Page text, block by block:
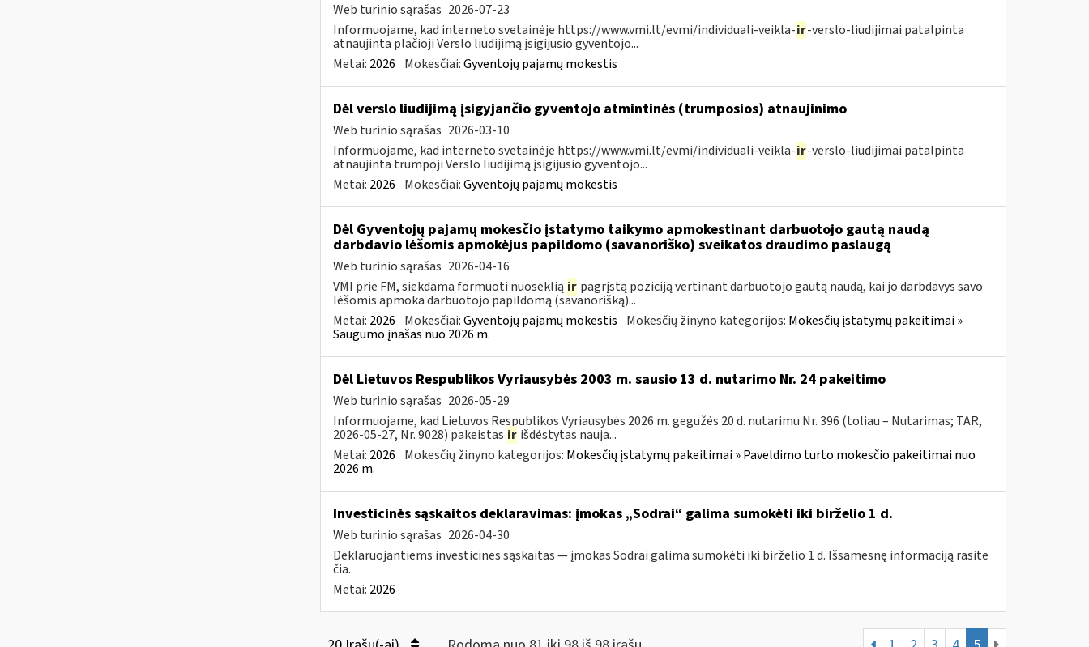
Web turinio sąrašas 2026-07-23
Informuojame, kad interneto svetainėje https://www.vmi.lt/evmi/individuali-veikla-ir-verslo-liudijimai patalpinta
atnaujinta plačioji Verslo liudijimą įsigijusio gyventojo...
Metai: 2026 Mokesčiai:Gyventojų pajamų mokestis
Dėl verslo liudijimą įsigyjančio gyventojo atmintinės (trumposios) atnaujinimo
Web turinio sąrašas 2026-03-10
Informuojame, kad interneto svetainėje https://www.vmi.lt/evmi/individuali-veikla-ir-verslo-liudijimai patalpinta
atnaujinta trumpoji Verslo liudijimą įsigijusio gyventojo...
Metai: 2026 Mokesčiai:Gyventojų pajamų mokestis
Dėl Gyventojų pajamų mokesčio įstatymo taikymo apmokestinant darbuotojo gautą naudą
darbdavio lėšomis apmokėjus papildomo (savanoriško) sveikatos draudimo paslaugą
Web turinio sąrašas 2026-04-16
VMI prie FM, siekdama formuoti nuoseklią ir pagrįstą poziciją vertinant darbuotojo gautą naudą, kai jo darbdavys savo
lėšomis apmoka darbuotojo papildomą (savanorišką)...
Metai: 2026 Mokesčiai:Gyventojų pajamų mokestis Mokesčių žinyno kategorijos: Mokesčių įstatymų pakeitimai »
Saugumo įnašas nuo 2026 m.
Dėl Lietuvos Respublikos Vyriausybės 2003 m. sausio 13 d. nutarimo Nr. 24 pakeitimo
Web turinio sąrašas 2026-05-29
Informuojame, kad Lietuvos Respublikos Vyriausybės 2026 m. gegužės 20 d. nutarimu Nr. 396 (toliau – Nutarimas; TAR,
2026-05-27, Nr. 9028) pakeistas ir išdėstytas nauja...
Metai: 2026 Mokesčių žinyno kategorijos: Mokesčių įstatymų pakeitimai » Paveldimo turto mokesčio pakeitimai nuo
2026 m.
Investicinės sąskaitos deklaravimas: įmokas „Sodrai“ galima sumokėti iki birželio 1 d.
Web turinio sąrašas 2026-04-30
Deklaruojantiems investicines sąskaitas — įmokas Sodrai galima sumokėti iki birželio 1 d. Išsamesnę informaciją rasite
čia.
Metai: 2026